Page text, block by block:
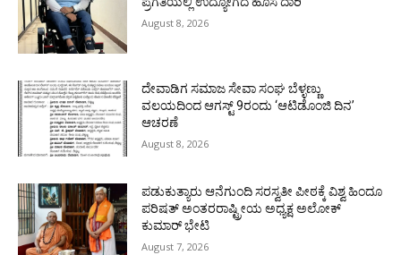
August 8, 2026
ದೇವಾಡಿಗ ಸಮಾಜ ಸೇವಾ ಸಂಘ ಬೆಳ್ಳಣ್ಣು
ವಲಯದಿಂದ ಆಗಸ್ಟ್ 9ರಂದು ‘ಆಟಿಡೊಂಜಿ ದಿನ’
ಆಚರಣೆ
August 8, 2026
ಪಡುಕುತ್ಯಾರು ಆನೆಗುಂದಿ ಸರಸ್ವತೀ ಪೀಠಕ್ಕೆ ವಿಶ್ವ ಹಿಂದೂ
ಪರಿಷತ್ ಅಂತರರಾಷ್ಟ್ರೀಯ ಅಧ್ಯಕ್ಷ ಅಲೋಕ್
ಕುಮಾರ್ ಭೇಟಿ
August 7, 2026